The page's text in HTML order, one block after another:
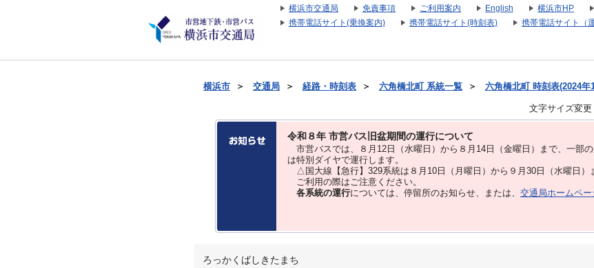
横浜市交通局 免責事項 ご利用案内 English 横浜市HP
携帯電話サイト(乗換案内)
携帯電話サイト(時刻表) 携帯電話サイト（
横浜市 ＞ 交通局 ＞ 経路・時刻表 ＞ 六角橋北町 系統一覧 ＞ 六角橋北町 時刻表(2024年
文字サイズ変更
令和８年 市営バス旧盆期間の運行について
市営バスでは、８⽉12⽇（水曜日）から８⽉14⽇（金曜日）まで、⼀部
は特別ダイヤで運⾏します。
△国大線【急行】329系統は８月10日（月曜日）から９月30日（水曜日）
ご利用の際はご注意ください。
各系統の運行については、停留所のお知らせ、または、 交通局ホームペー
ろっかくばしきたまち